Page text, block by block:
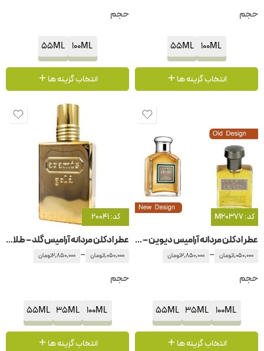
حجم
100ML
55ML
انتخاب گزینه ها
حجم
100ML
55ML
انتخاب گزینه ها
کد: M20377
عطر ادکلن مردانه آرامیس دیوین – دوین
1,050,000تومان –
2,850,000تومان
حجم
100ML
35ML
55ML
انتخاب گزینه ها
کد: 20041
عطر ادکلن مردانه آرامیس گلد – طلایی
1,050,000تومان –
2,850,000تومان
حجم
100ML
35ML
55ML
انتخاب گزینه ها